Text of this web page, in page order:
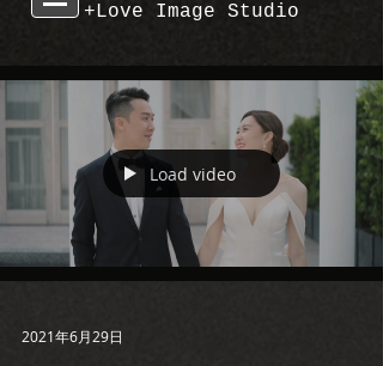
+Love Image Studio
Load video
2021年6月29日